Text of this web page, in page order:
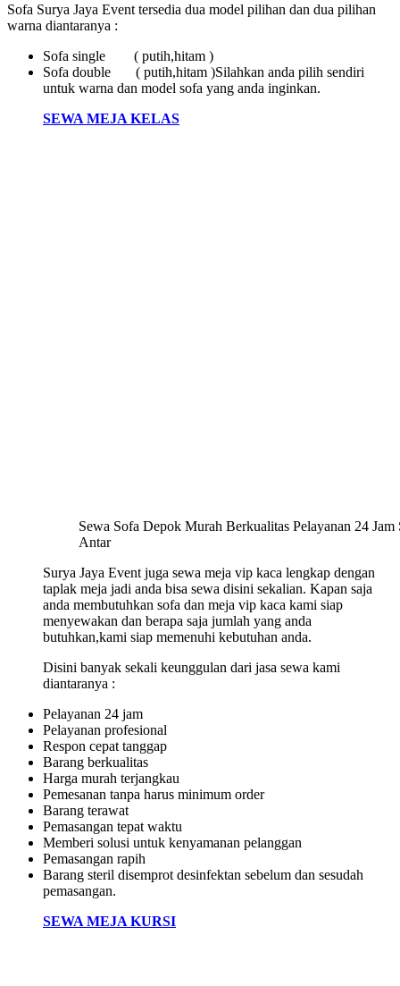
Sofa Surya Jaya Event tersedia dua model pilihan dan dua pilihan
warna diantaranya :
Sofa single ( putih,hitam )
Sofa double ( putih,hitam )Silahkan anda pilih sendiri
untuk warna dan model sofa yang anda inginkan.
SEWA MEJA KELAS
Sewa Sofa Depok Murah Berkualitas Pelayanan 24 Jam
Antar
Surya Jaya Event juga sewa meja vip kaca lengkap dengan
taplak meja jadi anda bisa sewa disini sekalian. Kapan saja
anda membutuhkan sofa dan meja vip kaca kami siap
menyewakan dan berapa saja jumlah yang anda
butuhkan,kami siap memenuhi kebutuhan anda.
Disini banyak sekali keunggulan dari jasa sewa kami
diantaranya :
Pelayanan 24 jam
Pelayanan profesional
Respon cepat tanggap
Barang berkualitas
Harga murah terjangkau
Pemesanan tanpa harus minimum order
Barang terawat
Pemasangan tepat waktu
Memberi solusi untuk kenyamanan pelanggan
Pemasangan rapih
Barang steril disemprot desinfektan sebelum dan sesudah
pemasangan.
SEWA MEJA KURSI